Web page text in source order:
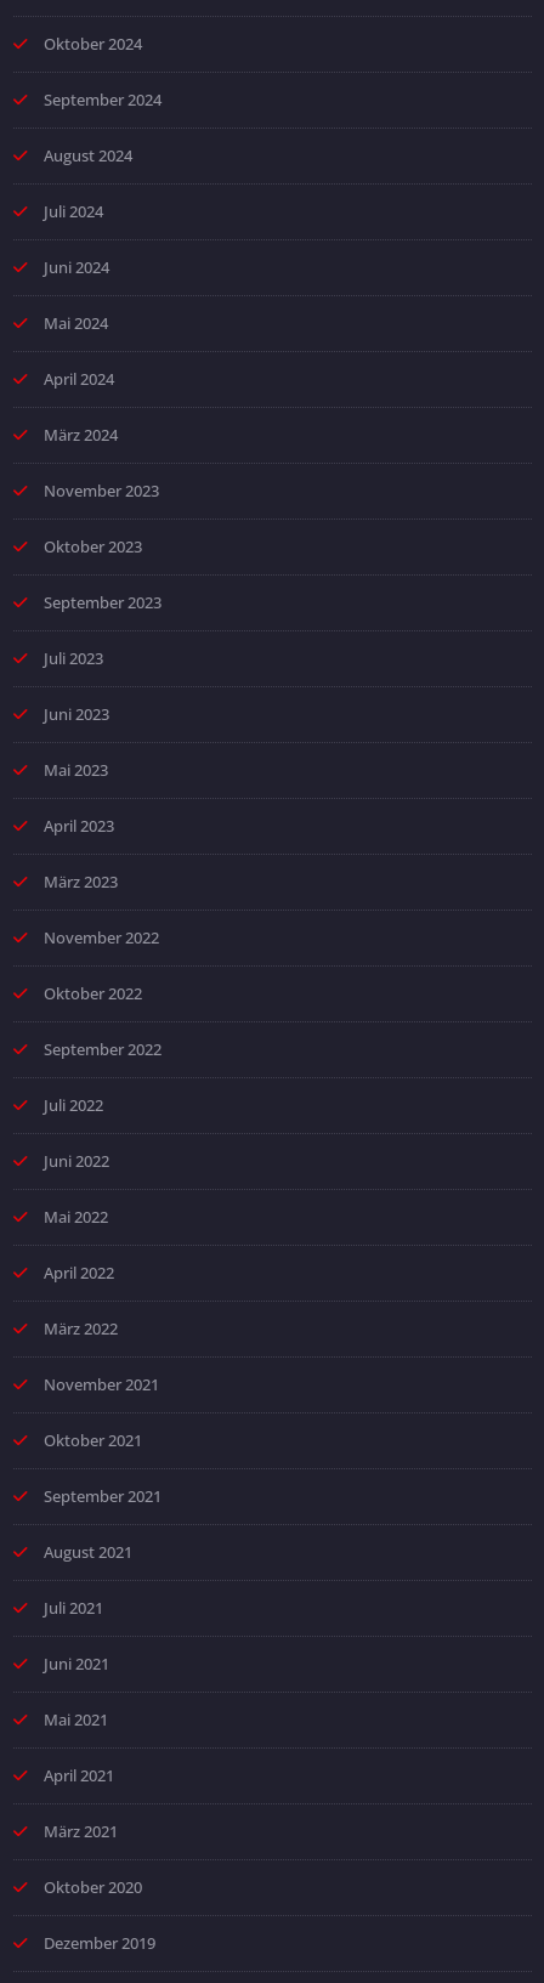
Oktober 2024
September 2024
August 2024
Juli 2024
Juni 2024
Mai 2024
April 2024
März 2024
November 2023
Oktober 2023
September 2023
Juli 2023
Juni 2023
Mai 2023
April 2023
März 2023
November 2022
Oktober 2022
September 2022
Juli 2022
Juni 2022
Mai 2022
April 2022
März 2022
November 2021
Oktober 2021
September 2021
August 2021
Juli 2021
Juni 2021
Mai 2021
April 2021
März 2021
Oktober 2020
Dezember 2019